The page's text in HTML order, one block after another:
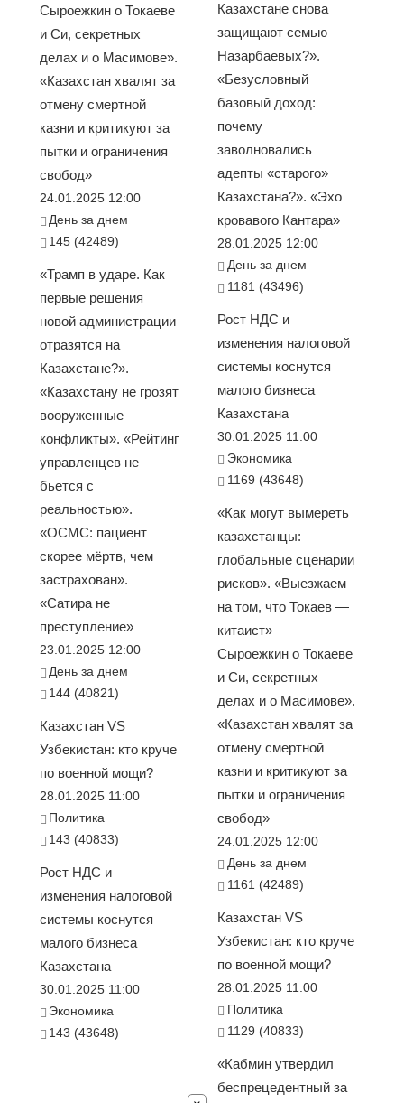
Сыроежкин о Токаеве
и Си, секретных
делах и о Масимове».
«Казахстан хвалят за
отмену смертной
казни и критикуют за
пытки и ограничения
свобод»
24.01.2025 12:00
День за днем
145 (42489)
«Трамп в ударе. Как
первые решения
новой администрации
отразятся на
Казахстане?».
«Казахстану не грозят
вооруженные
конфликты». «Рейтинг
управленцев не
бьется с
реальностью».
«ОСМС: пациент
скорее мёртв, чем
застрахован».
«Сатира не
преступление»
23.01.2025 12:00
День за днем
144 (40821)
Казахстан VS
Узбекистан: кто круче
по военной мощи?
28.01.2025 11:00
Политика
143 (40833)
Рост НДС и
изменения налоговой
системы коснутся
малого бизнеса
Казахстана
30.01.2025 11:00
Экономика
143 (43648)
Казахстане снова
защищают семью
Назарбаевых?».
«Безусловный
базовый доход:
почему
заволновались
адепты «старого»
Казахстана?». «Эхо
кровавого Кантара»
28.01.2025 12:00
День за днем
1181 (43496)
Рост НДС и
изменения налоговой
системы коснутся
малого бизнеса
Казахстана
30.01.2025 11:00
Экономика
1169 (43648)
«Как могут вымереть
казахстанцы:
глобальные сценарии
рисков». «Выезжаем
на том, что Токаев —
китаист» —
Сыроежкин о Токаеве
и Си, секретных
делах и о Масимове».
«Казахстан хвалят за
отмену смертной
казни и критикуют за
пытки и ограничения
свобод»
24.01.2025 12:00
День за днем
1161 (42489)
Казахстан VS
Узбекистан: кто круче
по военной мощи?
28.01.2025 11:00
Политика
1129 (40833)
«Кабмин утвердил
беспрецедентный за